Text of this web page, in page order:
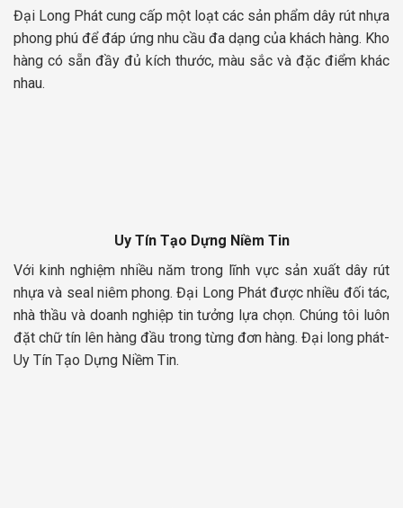
Đại Long Phát cung cấp một loạt các sản phẩm dây rút nhựa
phong phú để đáp ứng nhu cầu đa dạng của khách hàng. Kho
hàng có sẵn đầy đủ kích thước, màu sắc và đặc điểm khác
nhau.
Uy Tín Tạo Dựng Niềm Tin
Với kinh nghiệm nhiều năm trong lĩnh vực sản xuất dây rút
nhựa và seal niêm phong. Đại Long Phát được nhiều đối tác,
nhà thầu và doanh nghiệp tin tưởng lựa chọn. Chúng tôi luôn
đặt chữ tín lên hàng đầu trong từng đơn hàng. Đại long phát-
Uy Tín Tạo Dựng Niềm Tin.